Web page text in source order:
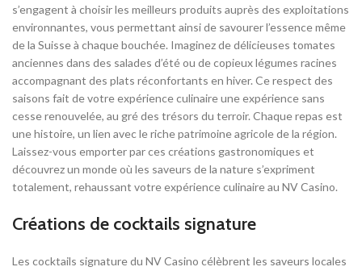
s’engagent à choisir les meilleurs produits auprès des exploitations
environnantes, vous permettant ainsi de savourer l’essence même
de la Suisse à chaque bouchée. Imaginez de délicieuses tomates
anciennes dans des salades d’été ou de copieux légumes racines
accompagnant des plats réconfortants en hiver. Ce respect des
saisons fait de votre expérience culinaire une expérience sans
cesse renouvelée, au gré des trésors du terroir. Chaque repas est
une histoire, un lien avec le riche patrimoine agricole de la région.
Laissez-vous emporter par ces créations gastronomiques et
découvrez un monde où les saveurs de la nature s’expriment
totalement, rehaussant votre expérience culinaire au NV Casino.
Créations de cocktails signature
Les cocktails signature du NV Casino célèbrent les saveurs locales